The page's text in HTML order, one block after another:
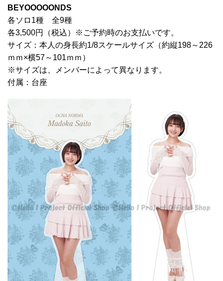
BEYOOOOONDS
各ソロ1種 全9種
各3,500円（税込）※ご予約時のお支払いです。
サイズ：本人の身長約1/8スケールサイズ（約縦198～226
ｍｍ×横57～101ｍｍ）
※サイズは、メンバーによって異なります。
付属：台座